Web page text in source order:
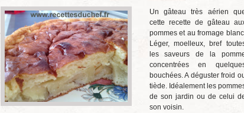
Un gâteau très aérien
cette recette de gâteau
pommes et au fromage
Léger, moelleux, bref
les saveurs de la
concentrées en
bouchées. A déguster froid
tiède. Idéalement les
de son jardin ou de celui
son voisin.